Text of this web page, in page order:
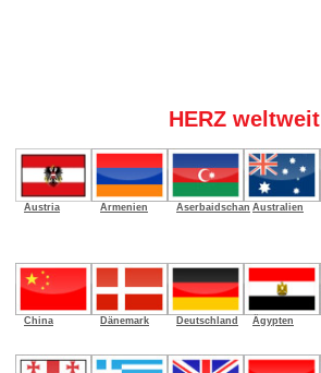
HERZ weltweit
Austria Armenien Aserbaidschan Australien
China Dänemark Deutschland Ägypten